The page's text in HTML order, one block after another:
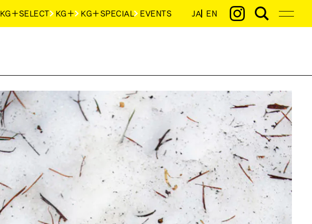
KG＋SELECT KG＋ KG＋SPECIAL EVENTS JA EN